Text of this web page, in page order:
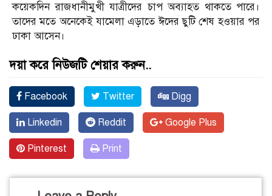
কয়েকদিন রাজধানীমুখী যাত্রীদের চাপ অব্যাহত থাকতে পারে।
তাদের মতে অনেকেই যামেলা এড়াতে ঈদের ছুটি শেষ হওয়ার পর
ঢাকা আসেন।
দয়া করে নিউজটি শেয়ার করুন..
Facebook Twitter Digg
Linkedin Reddit Google Plus
Pinterest Print